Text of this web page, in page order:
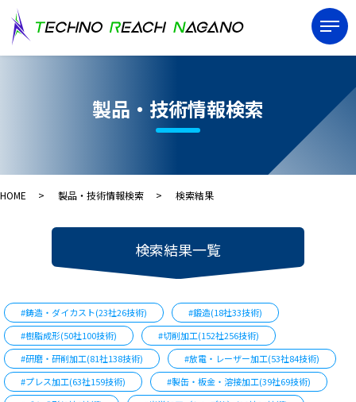
製品・技術情報検索
HOME 製品・技術情報検索 検索結果
検索結果一覧
#鋳造・ダイカスト(23社26技術)
#鍛造(18社33技術)
#樹脂成形(50社100技術)
#切削加工(152社256技術)
#研磨・研削加工(81社138技術)
#放電・レーザー加工(53社84技術)
#プレス加工(63社159技術)
#製缶・板金・溶接加工(39社69技術)